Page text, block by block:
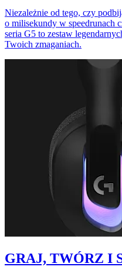
Niezależnie od tego, czy
o milisekundy w speedrunach
seria G5 to zestaw
Twoich zmaganiach.
GRAJ, TWÓRZ I